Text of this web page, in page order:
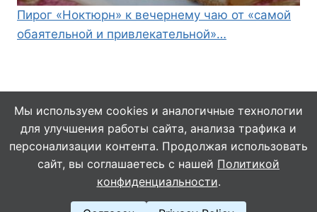
Пирог «Ноктюрн» к вечернему чаю от «самой
обаятельной и привлекательной»…
© 2026 Кулинарушка - Вкусные Рецепты
Мы используем cookies и аналогичные технологии
для улучшения работы сайта, анализа трафика и
персонализации контента. Продолжая использовать
сайт, вы соглашаетесь с нашей Политикой
конфиденциальности.